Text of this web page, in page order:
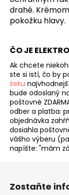
drahé.
pokožku hlavy.
ČO JE
Ak chcete
ste si istí, čo by
šeku
bude odoslaný
poštovné
odber a platba:
objednávka
dosiahla
vášho výberu
napíšte: "mám
Zostaňte